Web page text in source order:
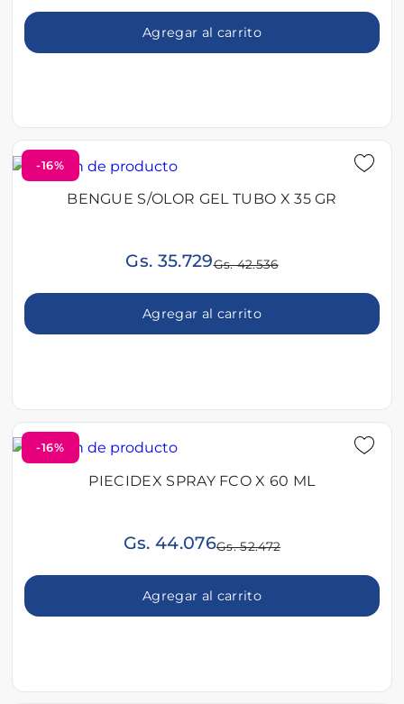
Agregar al carrito
-16%
BENGUE S/OLOR GEL TUBO X 35 GR
Gs. 35.729Gs. 42.536
Agregar al carrito
-16%
PIECIDEX SPRAY FCO X 60 ML
Gs. 44.076Gs. 52.472
Agregar al carrito